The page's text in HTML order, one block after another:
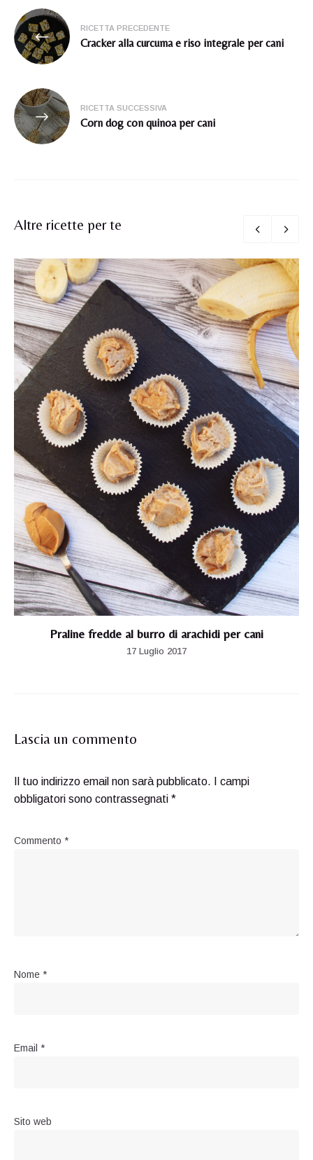
Navigazione
articoli
RICETTA PRECEDENTE
Cracker alla curcuma e riso integrale per cani
RICETTA SUCCESSIVA
Corn dog con quinoa per cani
Altre ricette per te
Praline fredde al burro di arachidi per cani
17 Luglio 2017
Lascia un commento
Il tuo indirizzo email non sarà pubblicato.
I campi
obbligatori sono contrassegnati *
Commento *
Nome *
Email *
Sito web